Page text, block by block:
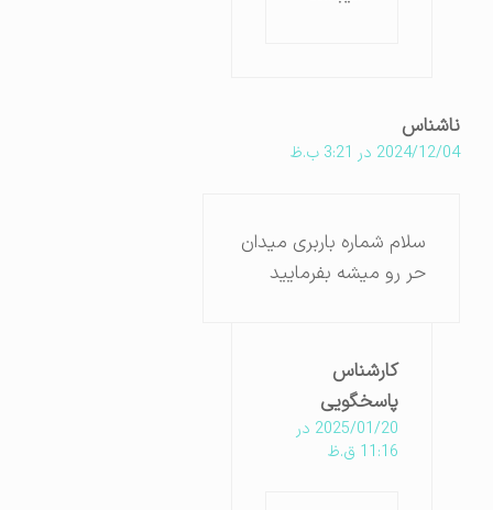
ناشناس
2024/12/04 در 3:21 ب.ظ
سلام شماره باربری میدان
حر رو میشه بفرمایید
کارشناس
پاسخگویی
2025/01/20 در
11:16 ق.ظ